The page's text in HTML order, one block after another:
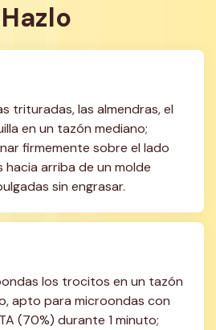
Hazlo
trituradas, las almendras, el
en un tazón mediano;
firmemente sobre el lado
hacia arriba de un molde
sin engrasar.
los trocitos en un tazón
apto para microondas con
(70%) durante 1 minuto;